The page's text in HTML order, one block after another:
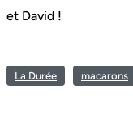
et David !
La Durée macarons